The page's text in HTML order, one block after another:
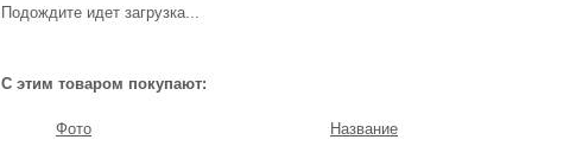
Подождите идет загрузка...
С этим товаром покупают:
Фото Название